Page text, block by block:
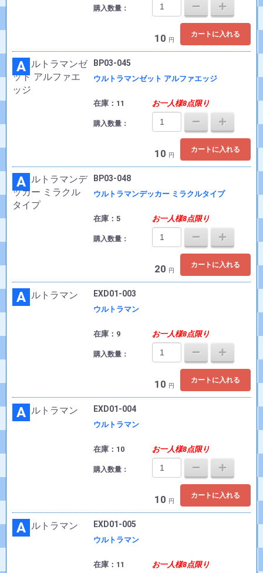
購入数量：
10 円
カートに入れる
A BP03-045
ウルトラマンゼット アルファエッジ
在庫：11 お一人様8点限り
購入数量：
10 円
カートに入れる
A BP03-048
ウルトラマンデッカー ミラクルタイプ
在庫：5 お一人様8点限り
購入数量：
20 円
カートに入れる
A EXD01-003
ウルトラマン
在庫：9 お一人様8点限り
購入数量：
10 円
カートに入れる
A EXD01-004
ウルトラマン
在庫：10 お一人様8点限り
購入数量：
10 円
カートに入れる
A EXD01-005
ウルトラマン
在庫：11 お一人様8点限り